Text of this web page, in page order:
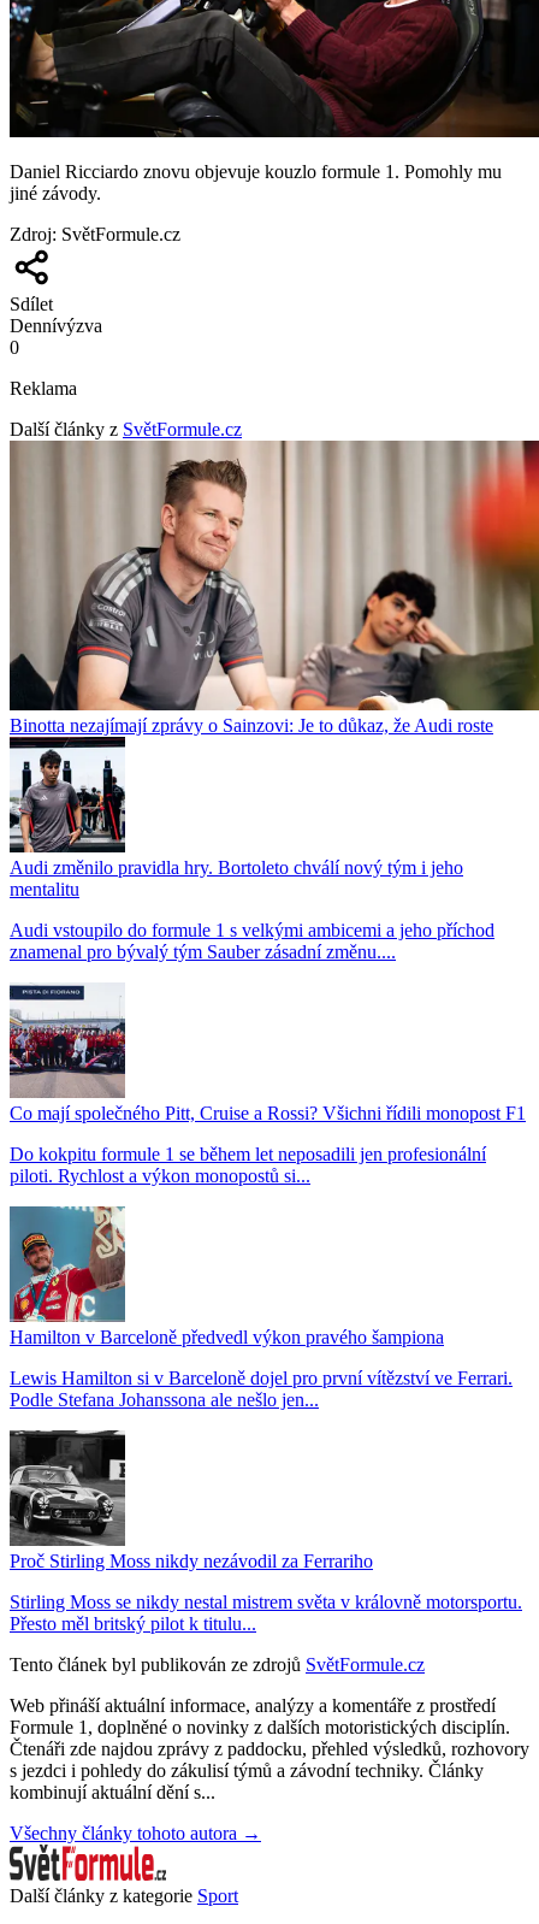
Daniel Ricciardo znovu objevuje kouzlo formule 1. Pomohly mu
jiné závody.
Zdroj: SvětFormule.cz
Sdílet
Dennívýzva
0
Reklama
Další články z SvětFormule.cz
Binotta nezajímají zprávy o Sainzovi: Je to důkaz, že Audi roste
Audi změnilo pravidla hry. Bortoleto chválí nový tým i jeho
mentalitu
Audi vstoupilo do formule 1 s velkými ambicemi a jeho příchod
znamenal pro bývalý tým Sauber zásadní změnu....
Co mají společného Pitt, Cruise a Rossi? Všichni řídili monopost F1
Do kokpitu formule 1 se během let neposadili jen profesionální
piloti. Rychlost a výkon monopostů si...
Hamilton v Barceloně předvedl výkon pravého šampiona
Lewis Hamilton si v Barceloně dojel pro první vítězství ve Ferrari.
Podle Stefana Johanssona ale nešlo jen...
Proč Stirling Moss nikdy nezávodil za Ferrariho
Stirling Moss se nikdy nestal mistrem světa v královně motorsportu.
Přesto měl britský pilot k titulu...
Tento článek byl publikován ze zdrojů SvětFormule.cz
Web přináší aktuální informace, analýzy a komentáře z prostředí
Formule 1, doplněné o novinky z dalších motoristických disciplín.
Čtenáři zde najdou zprávy z paddocku, přehled výsledků, rozhovory
s jezdci i pohledy do zákulisí týmů a závodní techniky. Články
kombinují aktuální dění s...
Všechny články tohoto autora →
Další články z kategorie Sport